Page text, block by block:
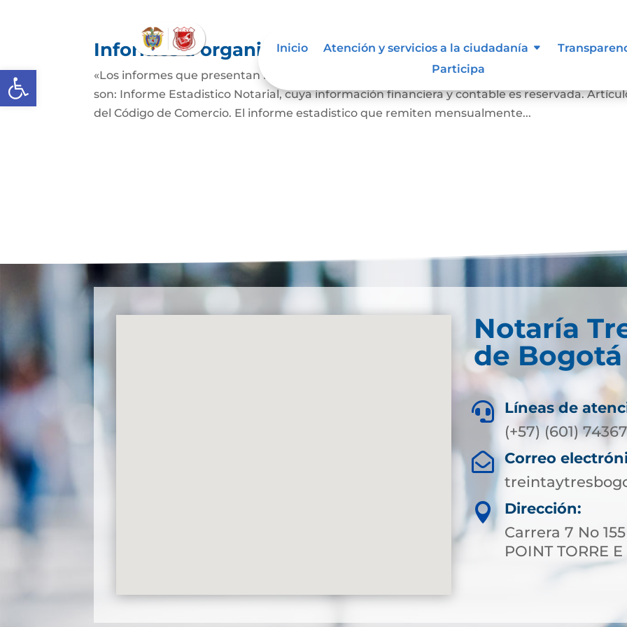
Abrir barra de herramientas
Inicio Atención y servicios a la ciudadanía
Participa
Informes a organismos de inspección, vigilancia y
«Los informes que presentan los Señores Notarios a la Superintendencia de Notariado y
son: Informe Estadistico Notarial, cuya información financiera y contable es reservada.
del Código de Comercio. El informe estadistico que remiten mensualmente...
Notaría
de Bogotá

Líneas de
(+57) (601)

Correo

Dirección:
Carrera 7 No
POINT TORRE E